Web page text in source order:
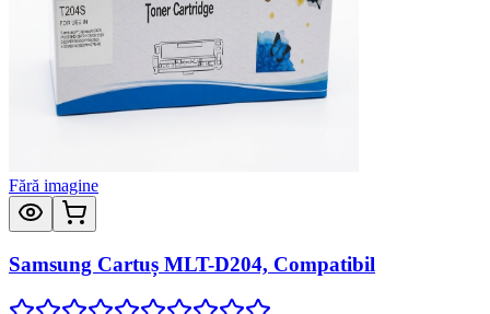
Fără imagine
Samsung Cartuș MLT-D204, Compatibil